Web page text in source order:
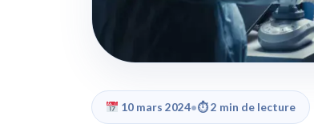
10 mars 2024•⏱ 2 min de lecture